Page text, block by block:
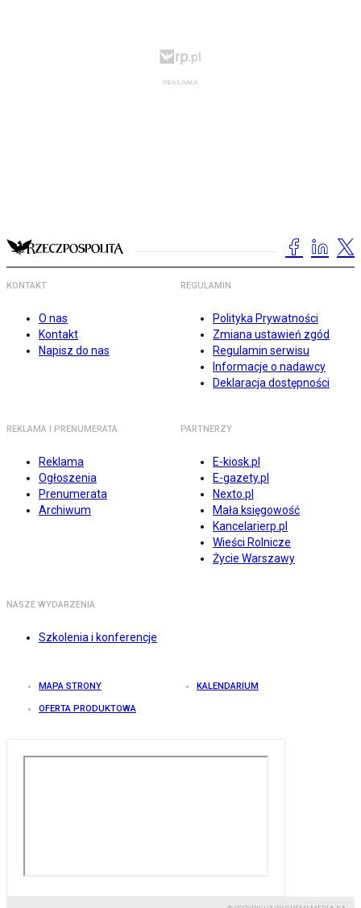
KONTAKT
O nas
Kontakt
Napisz do nas
REGULAMIN
Polityka Prywatności
Zmiana ustawień zgód
Regulamin serwisu
Informacje o nadawcy
Deklaracja dostępności
REKLAMA I PRENUMERATA
Reklama
Ogłoszenia
Prenumerata
Archiwum
PARTNERZY
E-kiosk.pl
E-gazety.pl
Nexto.pl
Mała księgowość
Kancelarierp.pl
Wieści Rolnicze
Życie Warszawy
NASZE WYDARZENIA
Szkolenia i konferencje
MAPA STRONY KALENDARIUM
OFERTA PRODUKTOWA